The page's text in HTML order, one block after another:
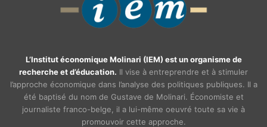
L’Institut économique Molinari (IEM) est un organisme de
recherche et d’éducation. Il vise à entreprendre et à stimuler
l’approche économique dans l’analyse des politiques publiques. Il a
été baptisé du nom de Gustave de Molinari. Économiste et
journaliste franco-belge, il a lui-même oeuvré toute sa vie à
promouvoir cette approche.